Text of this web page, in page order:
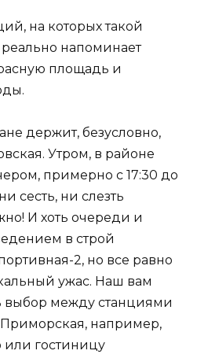
на которых такой
напоминает
площадь и
держит, безусловно,
Утром, в районе
примерно с 17:30 до
сесть, ни слезть
И хоть очереди и
в строй
2, но все равно
ужас. Наш вам
выбор между станциями
например,
или гостиницу